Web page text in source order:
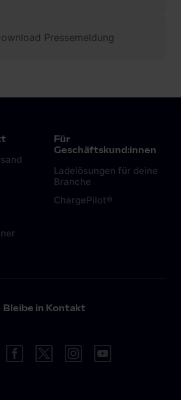
Pressemeldung
Für
Geschäftskund:innen
Ladelösungen für deine
Branche
ChargePilot®
Bleibe in Kontakt